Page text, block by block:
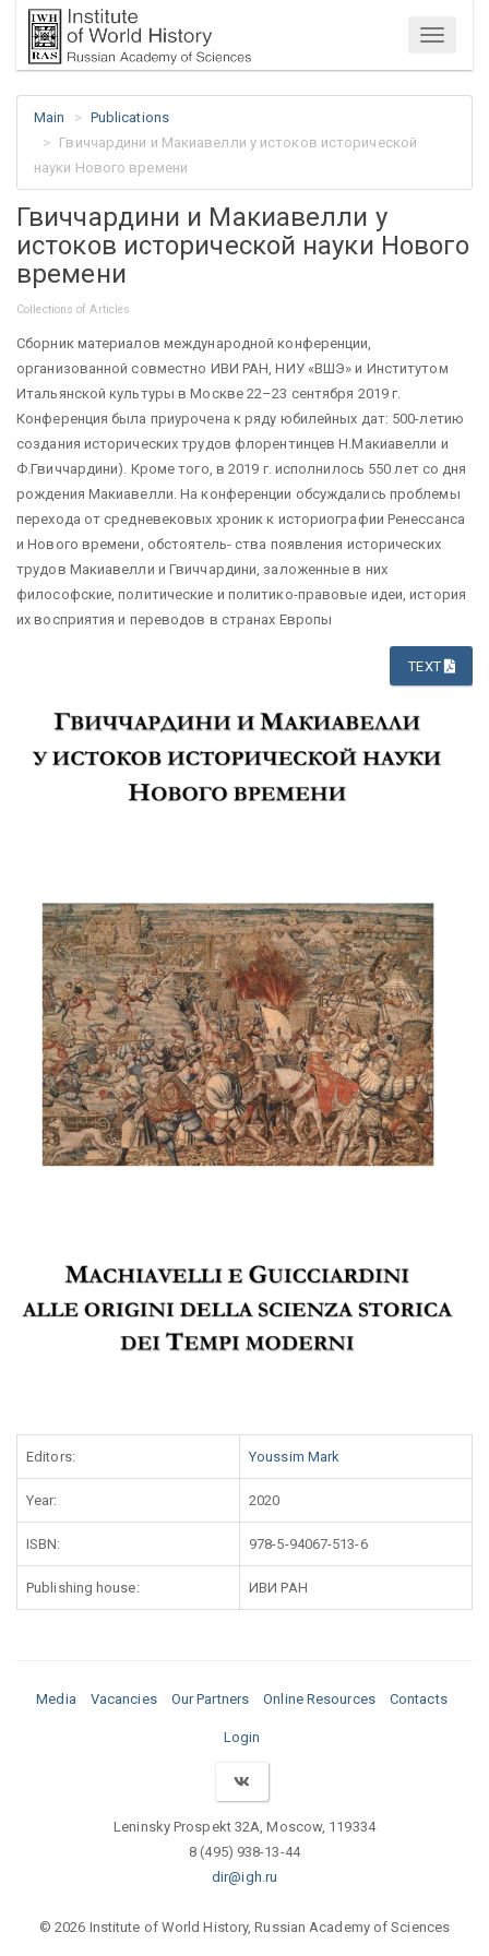
Menu
Main
Publications
Гвиччардини и Макиавелли у истоков исторической
науки Нового времени
Гвиччардини и Макиавелли у
истоков исторической науки Нового
времени
Collections of Articles
Сборник материалов международной конференции,
организованной совместно ИВИ РАН, НИУ «ВШЭ» и Институтом
Итальянской культуры в Москве 22–23 сентября 2019 г.
Конференция была приурочена к ряду юбилейных дат: 500-летию
создания исторических трудов флорентинцев Н.Макиавелли и
Ф.Гвиччардини). Кроме того, в 2019 г. исполнилось 550 лет со дня
рождения Макиавелли. На конференции обсуждались проблемы
перехода от средневековых хроник к историографии Ренессанса
и Нового времени, обстоятель- ства появления исторических
трудов Макиавелли и Гвиччардини, заложенные в них
философские, политические и политико-правовые идеи, история
их восприятия и переводов в странах Европы
TEXT
Editors: Youssim Mark
Year: 2020
ISBN: 978-5-94067-513-6
Publishing house: ИВИ РАН
Media Vacancies Our Partners Online Resources Contacts
Login
Leninsky Prospekt 32A, Moscow, 119334
8 (495) 938-13-44
dir@igh.ru
© 2026 Institute of World History, Russian Academy of Sciences